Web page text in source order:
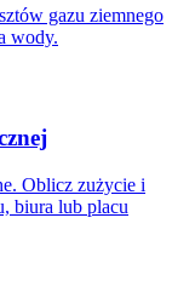
gazu ziemnego
wody.
Oblicz zużycie i
biura lub placu